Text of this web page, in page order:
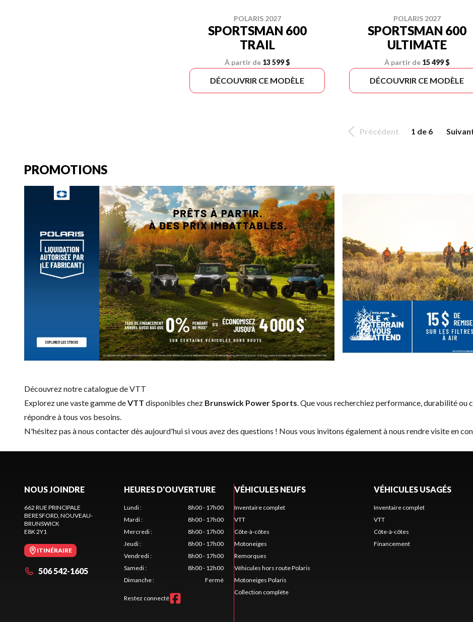
POLARIS 2027
SPORTSMAN 600
TRAIL
À partir de 13 599 $
DÉCOUVRIR CE MODÈLE
POLARIS 2027
SPORTSMAN 600
ULTIMATE
À partir de 15 499 $
DÉCOUVRIR CE MODÈLE
Précédent 1 de 6
PROMOTIONS
Découvrez notre catalogue de VTT
Explorez une vaste gamme deVTT disponibles chez Brunswick Power Sports . Que vous recherchiez performance, durabilité
répondre à tous vos besoins.
N'hésitez pas ànous contacterdès aujourd'hui si vous avez des questions ! Nous vous invitons également à nous rendre visite en
NOUS JOINDRE
662 RUE PRINCIPALE
BERESFORD , NOUVEAU-
BRUNSWICK
E8K 2Y1
ITINÉRAIRE
506 542-1605
HEURES D'OUVERTURE
Lundi:
8h00 - 17h00
Mardi:
8h00 - 17h00
Mercredi:
8h00 - 17h00
Jeudi:
8h00 - 17h00
Vendredi:
8h00 - 17h00
Samedi:
8h00 - 12h00
Dimanche: Fermé
Restez connecté
VÉHICULES NEUFS
Inventaire complet
VTT
Côte-à-côtes
Motoneiges
Remorques
Véhicules hors route Polaris
Motoneiges Polaris
Collection complète
VÉHICULES USAGÉS
Inventaire complet
VTT
Côte-à-côtes
Financement